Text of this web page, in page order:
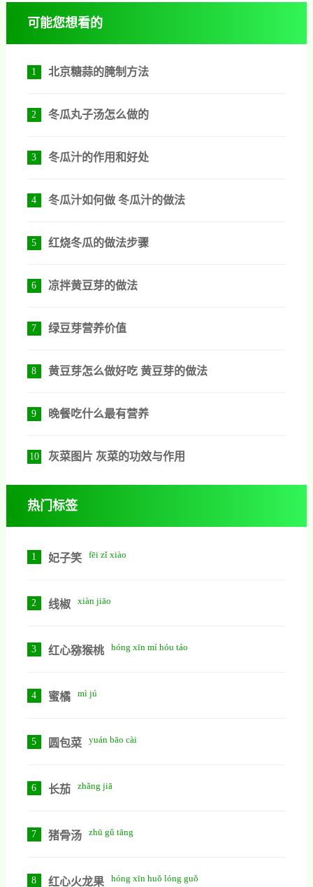
可能您想看的
1 北京糖蒜的腌制方法
2 冬瓜丸子汤怎么做的
3 冬瓜汁的作用和好处
4 冬瓜汁如何做 冬瓜汁的做法
5 红烧冬瓜的做法步骤
6 凉拌黄豆芽的做法
7 绿豆芽营养价值
8 黄豆芽怎么做好吃 黄豆芽的做法
9 晚餐吃什么最有营养
10 灰菜图片 灰菜的功效与作用
热门标签
1 妃子笑 fēi zǐ xiào
2 线椒 xiàn jiāo
3 红心猕猴桃 hóng xīn mí hóu táo
4 蜜橘 mì jú
5 圆包菜 yuán bāo cài
6 长茄 zhǎng jiā
7 猪骨汤 zhū gǔ tāng
8 红心火龙果 hóng xīn huǒ lóng guǒ